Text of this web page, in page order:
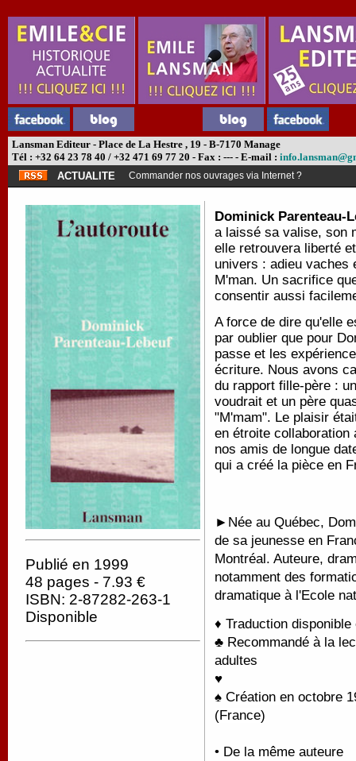
Lansman Editeur - Place de La Hestre , 19 - B-7170 Manage
Tél : +32 64 23 78 40 / +32 471 69 77 20 - Fax : --- - E-mail :
ACTUALITE
Commander nos ouvrages via Internet ?
Publié en 1999
48 pages - 7.93 €
ISBN: 2-87282-263-1
Disponible
Dominick Parenteau-
a laissé sa valise, son
elle retrouvera liberté
univers : adieu vaches
M'man. Un sacrifice
consentir aussi
A force de dire qu'elle
par oublier que pour
passe et les
écriture. Nous avons
du rapport fille-père :
voudrait et un père
"M'mam". Le plaisir
en étroite collaboration
nos amis de longue
qui a créé la pièce en
►Née au Québec,
de sa jeunesse en
Montréal. Auteure,
notamment des
dramatique à l'Ecole
♦ Traduction
♣ Recommandé à la
adultes
♥
♠ Création en octobre
(France)
• De la même auteure